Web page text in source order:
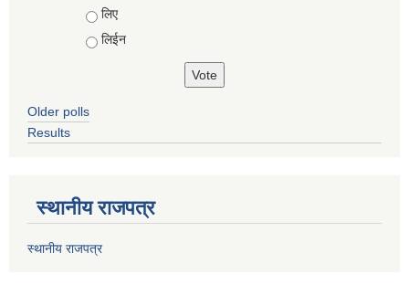
Choices
लिए
लिईन
Older polls
Results
स्थानीय राजपत्र
स्थानीय राजपत्र